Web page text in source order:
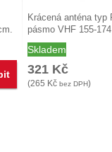
Krácená anténa typ
pásmo VHF 155-
Skladem
321 Kč
(265 Kč bez DPH)